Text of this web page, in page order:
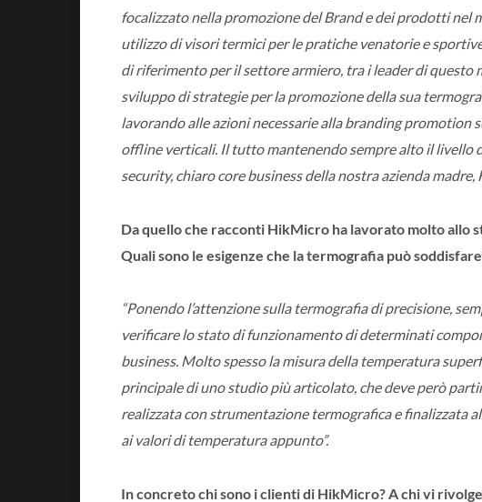
focalizzato nella promozione del Brand e dei prodotti nel
utilizzo di visori termici per le pratiche venatorie e
di riferimento per il settore armiero, tra i leader di questo
sviluppo di strategie per la promozione della sua
lavorando alle azioni necessarie alla branding promotion
offline verticali. Il tutto mantenendo sempre alto il livello
security, chiaro core business della nostra azienda madre,
Da quello che racconti HikMicro ha lavorato molto allo
Quali sono le esigenze che la termografia può
“Ponendo l’attenzione sulla termografia di precisione,
verificare lo stato di funzionamento di determinati
business. Molto spesso la misura della temperatura
principale di uno studio più articolato, che deve però
realizzata con strumentazione termografica e finalizzata
ai valori di temperatura appunto”.
In concreto chi sono i clienti di HikMicro? A chi vi